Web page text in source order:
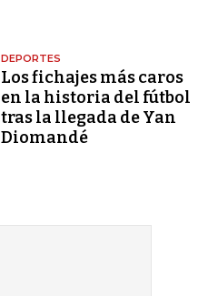
DEPORTES
Los fichajes más caros
en la historia del fútbol
tras la llegada de Yan
Diomandé